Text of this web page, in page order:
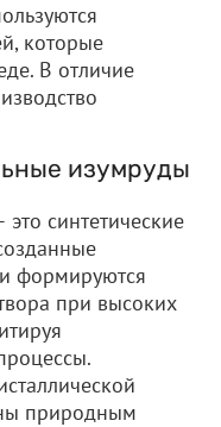
которые
В отличие
изумруды
синтетические
формируются
при высоких
природным